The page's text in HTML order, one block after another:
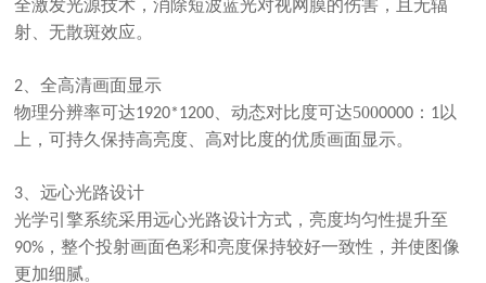
全激发光源技术，消除短波蓝光对视网膜的伤害，且无辐
射、无散斑效应。
2 、全高清画面显示
物理分辨率可达1920*1200 、动态对比度可达5000000 ： 1以
上，可持久保持高亮度、高对比度的优质画面显示。
3 、远心光路设计
光学引擎系统采用远心光路设计方式，亮度均匀性提升至
90% ，整个投射画面色彩和亮度保持较好一致性，并使图像
更加细腻。